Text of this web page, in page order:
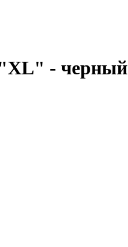
"XL" - черный